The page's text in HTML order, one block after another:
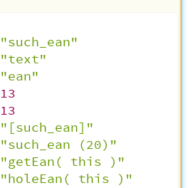
"such_ean"
"text"
"ean"
13
13
"[such_ean]"
"such_ean (20)"
"getEan( this )"
"holeEan( this )"